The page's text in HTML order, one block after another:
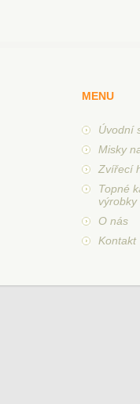
MENU
Úvodní
Misky
Zvířecí
Topné
výrobky
O nás
Kontakt